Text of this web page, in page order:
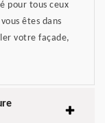
pour tous ceux
êtes dans
votre façade,